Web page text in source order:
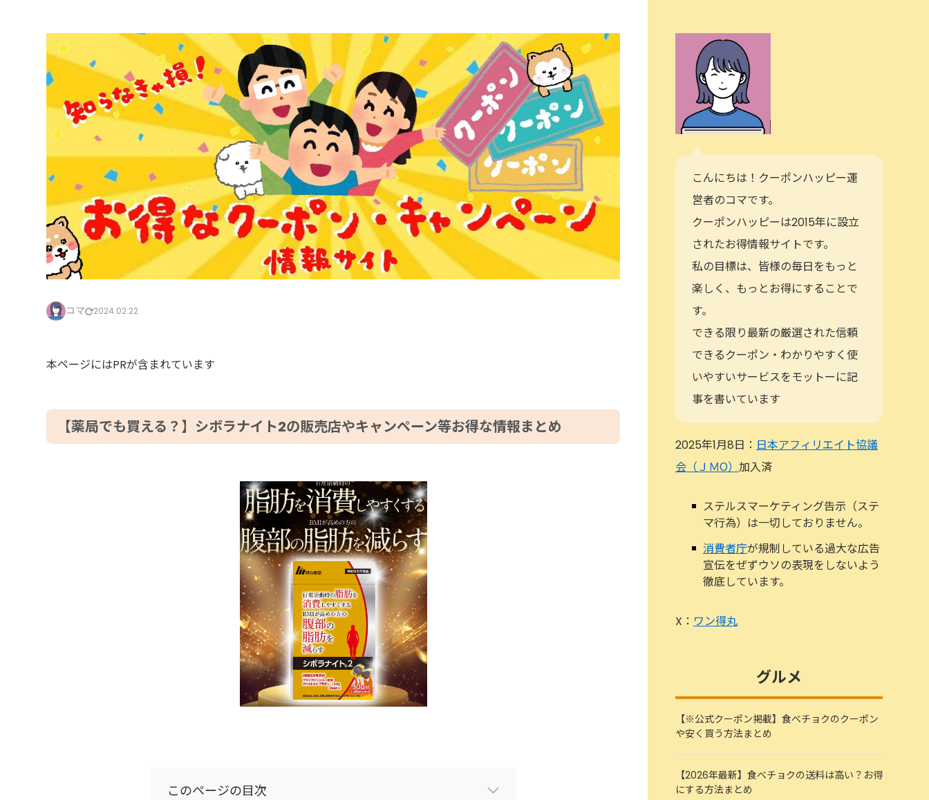
コマ 2024.02.22
本ページにはPRが含まれています
【薬局でも買える？】シボラナイト2の販売店やキャンペーン等お得な情報まとめ
このページの目次
こんにちは！クーポンハッピー運
営者のコマです。
クーポンハッピーは2015年に設立
されたお得情報サイトです。
私の目標は、皆様の毎日をもっと
楽しく、もっとお得にすることで
す。
できる限り最新の厳選された信頼
できるクーポン・わかりやすく使
いやすいサービスをモットーに記
事を書いています
2025年1月8日： 日本アフィリエイト協議
会（ＪＭО） 加入済
ステルスマーケティング告示（ステ
マ行為）は一切しておりません。
消費者庁が規制している過大な広告
宣伝をぜずウソの表現をしないよう
徹底しています。
X： ワン得丸
グルメ
【※公式クーポン掲載】食べチョクのクーポン
や安く買う方法まとめ
【2026年最新】食べチョクの送料は高い？お得
にする方法まとめ